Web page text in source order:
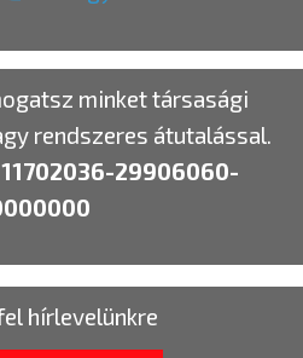
minket társasági
rendszeres átutalással.
11702036-29906060-
hírlevelünkre